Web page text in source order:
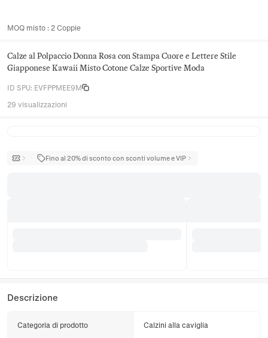
MOQ misto : 2 Coppie
Calze al Polpaccio Donna Rosa con Stampa Cuore e Lettere Stile
Giapponese Kawaii Misto Cotone Calze Sportive Moda
ID SPU: EVFPPMEE9M
29 visualizzazioni
Fino al 20% di sconto con sconti volume e VIP
Descrizione
Categoria di prodotto Calzini alla caviglia